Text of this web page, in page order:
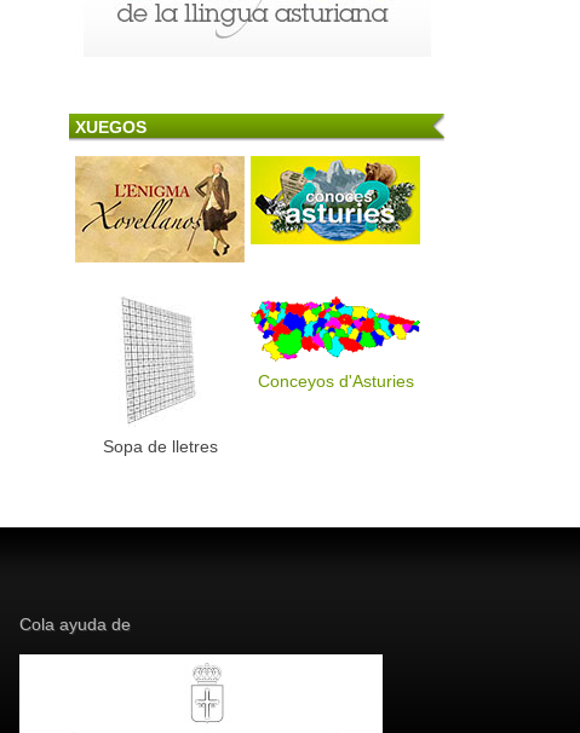
XUEGOS
Sopa de lletres
Conceyos d'Asturies
Cola ayuda de